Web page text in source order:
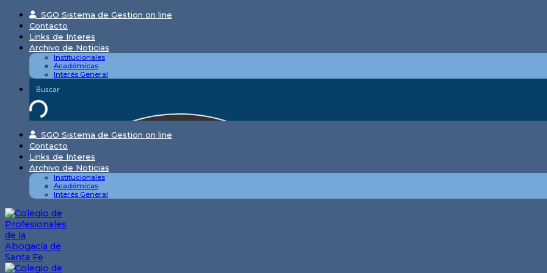
Skip
content
SGO Sistema de Gestion on line
Contacto
Links de Interes
Archivo de Noticias
Institucionales
Académicas
Interés General
SGO Sistema de Gestion on line
Contacto
Links de Interes
Archivo de Noticias
Institucionales
Académicas
Interés General